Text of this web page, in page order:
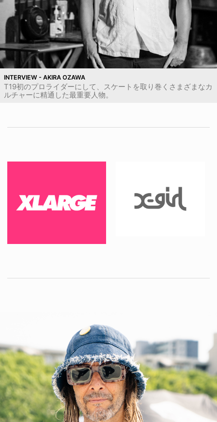
INTERVIEW - AKIRA OZAWA
T19初のプロライダーにして、スケートを取り巻くさまざまなカ
ルチャーに精通した最重要人物。